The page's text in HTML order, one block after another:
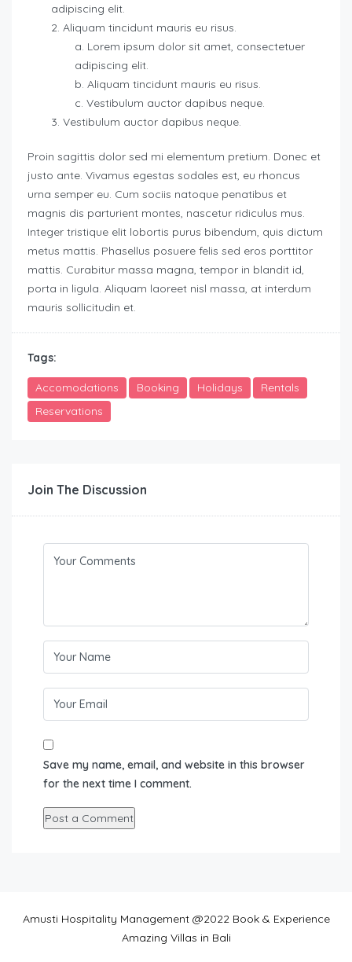
adipiscing elit.
Aliquam tincidunt mauris eu risus.
Lorem ipsum dolor sit amet, consectetuer
adipiscing elit.
Aliquam tincidunt mauris eu risus.
Vestibulum auctor dapibus neque.
Vestibulum auctor dapibus neque.
Proin sagittis dolor sed mi elementum pretium. Donec et
justo ante. Vivamus egestas sodales est, eu rhoncus
urna semper eu. Cum sociis natoque penatibus et
magnis dis parturient montes, nascetur ridiculus mus.
Integer tristique elit lobortis purus bibendum, quis dictum
metus mattis. Phasellus posuere felis sed eros porttitor
mattis. Curabitur massa magna, tempor in blandit id,
porta in ligula. Aliquam laoreet nisl massa, at interdum
mauris sollicitudin et.
Tags:
Accomodations Booking Holidays
Rentals
Reservations
Join The Discussion
Save my name, email, and website in this browser
for the next time I comment.
Amusti Hospitality Management @2022 Book & Experience
Amazing Villas in Bali